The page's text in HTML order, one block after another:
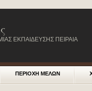
ΕΚΠΑΙΔΕΥΣΗΣ ΠΕΙΡΑΙΑ
ΠΕΡΙΟΧΗ ΜΕΛΩΝ